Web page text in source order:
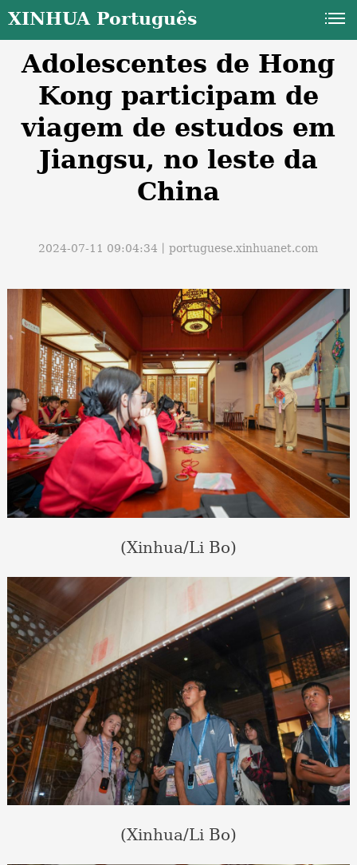
XINHUA Português
Adolescentes de Hong
Kong participam de
viagem de estudos em
Jiangsu, no leste da
China
2024-07-11 09:04:34丨portuguese.xinhuanet.com
(Xinhua/Li Bo)
(Xinhua/Li Bo)